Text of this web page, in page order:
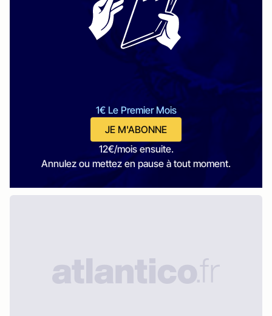
1€ Le Premier Mois
JE M'ABONNE
12€/mois ensuite.
Annulez ou mettez en pause à tout moment.